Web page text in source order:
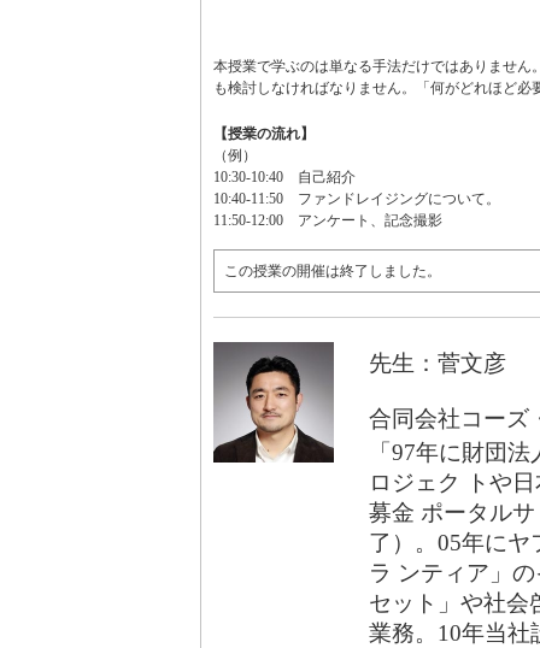
本授業で学ぶのは単なる手法だけではありませ
も検討しなければなりません。「何がどれほど
【授業の流れ】
（例）
10:30-10:40 自己紹介
10:40-11:50 ファンドレイジングについて。
11:50-12:00 アンケート、記念撮影
この授業の開催は終了しました。
先生：菅文彦
合同会社コーズ
「97年に財団
ロジェク トや
募金 ポータル
了）。05年にヤ
ラ ンティア」
セット」や社会
業務。10年当社